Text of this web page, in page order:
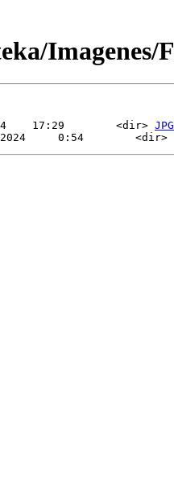
Imagenes/
17:29        <dir> JPG
2024     0:54        <dir>